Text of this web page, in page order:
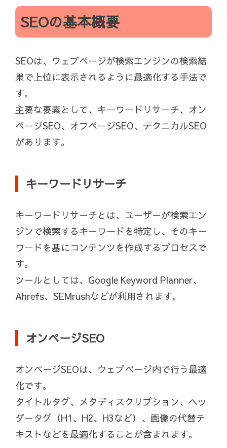
SEOの基本概要
SEOは、ウェブページが検索エンジンの検索結
果で上位に表示されるように最適化する手法で
す。
主要な要素として、キーワードリサーチ、オン
ページSEO、オフページSEO、テクニカルSEO
があります。
キーワードリサーチ
キーワードリサーチとは、ユーザーが検索エン
ジンで検索するキーワードを特定し、そのキー
ワードを基にコンテンツを作成するプロセスで
す。
ツールとしては、Google Keyword Planner、
Ahrefs、SEMrushなどが利用されます。
オンページSEO
オンページSEOは、ウェブページ内で行う最適
化です。
タイトルタグ、メタディスクリプション、ヘッ
ダータグ（H1、H2、H3など）、画像の代替テ
キストなどを最適化することが含まれます。